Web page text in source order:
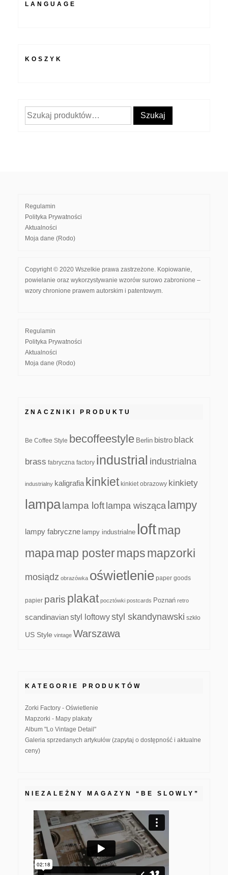
LANGUAGE
KOSZYK
Szukaj: Szukaj
Regulamin
Polityka Prywatności
Aktualności
Moja dane (Rodo)
Copyright © 2020 Wszelkie prawa zastrzeżone. Kopiowanie,
powielanie oraz wykorzystywanie wzorów surowo zabronione –
wzory chronione prawem autorskim i patentowym.
Regulamin
Polityka Prywatności
Aktualności
Moja dane (Rodo)
ZNACZNIKI PRODUKTU
Be Coffee Style becoffeestyle Berlin bistro black
brass fabryczna factory industrial industrialna
industrialny kaligrafia kinkiet kinkiet obrazowy kinkiety
lampa lampa loft lampa wisząca lampy
lampy fabryczne lampy industrialne loftmap
mapamap postermapsmapzorki
mosiądz obrazówka oświetlenie paper goods
papier paris plakat pocztówki postcards Poznań retro
scandinavianstyl loftowystyl skandynawski szkło
US Style vintage Warszawa
KATEGORIE PRODUKTÓW
Zorki Factory - Oświetlenie
Mapzorki - Mapy plakaty
Album "Lo Vintage Detail"
Galeria sprzedanych artykułów (zapytaj o dostępność i aktualne
ceny)
NIEZALEŻNY MAGAZYN “BE SLOWLY”